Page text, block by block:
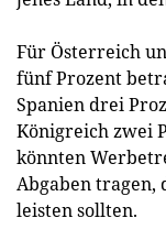
Für Österreich
fünf Prozent
Spanien drei
Königreich zwei
könnten
Abgaben
leisten sollten.